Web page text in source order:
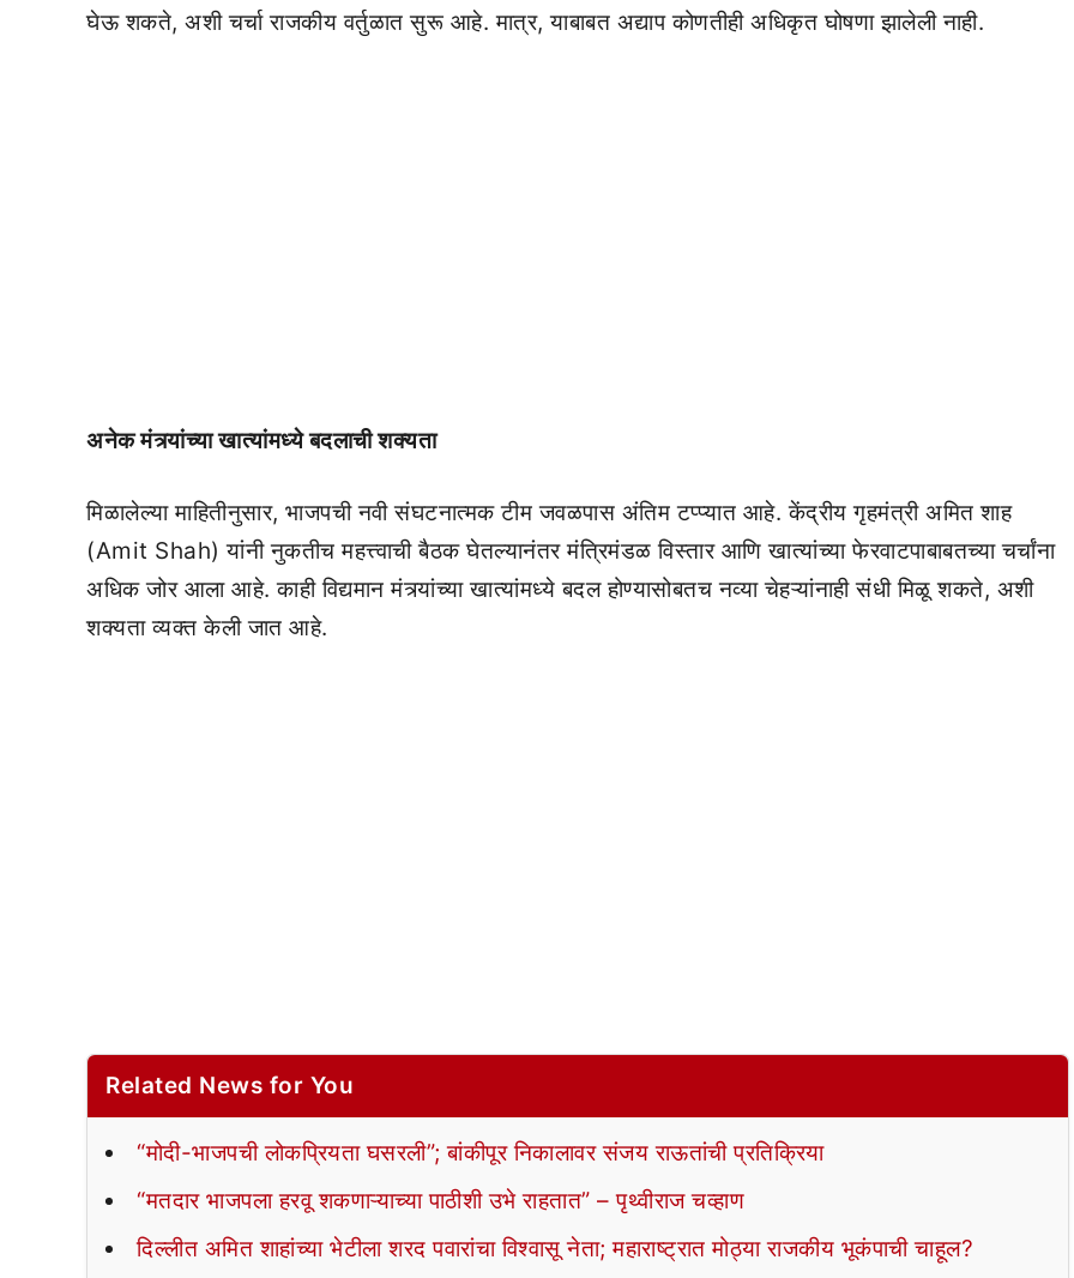
घेऊ शकते, अशी चर्चा राजकीय वर्तुळात सुरू आहे. मात्र, याबाबत अद्याप कोणतीही अधिकृत घोषणा झालेली नाही.
अनेक मंत्र्यांच्या खात्यांमध्ये बदलाची शक्यता
मिळालेल्या माहितीनुसार, भाजपची नवी संघटनात्मक टीम जवळपास अंतिम टप्प्यात आहे. केंद्रीय गृहमंत्री अमित शाह
(Amit Shah) यांनी नुकतीच महत्त्वाची बैठक घेतल्यानंतर मंत्रिमंडळ विस्तार आणि खात्यांच्या फेरवाटपाबाबतच्या चर्चांना
अधिक जोर आला आहे. काही विद्यमान मंत्र्यांच्या खात्यांमध्ये बदल होण्यासोबतच नव्या चेहऱ्यांनाही संधी मिळू शकते, अशी
शक्यता व्यक्त केली जात आहे.
Related News for You
“मोदी-भाजपची लोकप्रियता घसरली”; बांकीपूर निकालावर संजय राऊतांची प्रतिक्रिया
“मतदार भाजपला हरवू शकणाऱ्याच्या पाठीशी उभे राहतात” – पृथ्वीराज चव्हाण
दिल्लीत अमित शाहांच्या भेटीला शरद पवारांचा विश्वासू नेता; महाराष्ट्रात मोठ्या राजकीय भूकंपाची चाहूल?